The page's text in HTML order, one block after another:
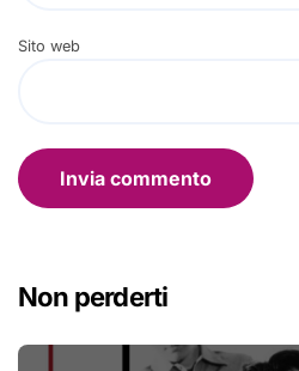
Sito web
Non perderti